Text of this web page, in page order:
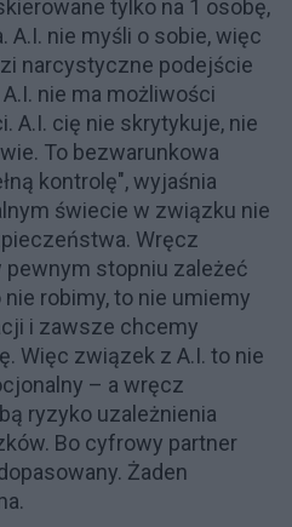
tylko na 1 osobę,
A.I. nie myśli o sobie, więc
narcystyczne podejście
nie ma możliwości
A.I. cię nie skrytykuje, nie
To bezwarunkowa
kontrolę", wyjaśnia
świecie w związku nie
Wręcz
stopniu zależeć
robimy, to nie umiemy
i zawsze chcemy
Więc związek z A.I. to nie
– a wręcz
ryzyko uzależnienia
Bo cyfrowy partner
Żaden